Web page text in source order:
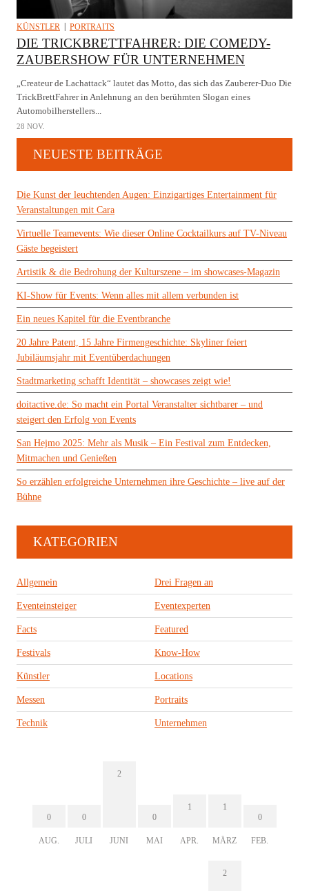
KÜNSTLER PORTRAITS
DIE TRICKBRETTFAHRER: DIE COMEDY-
ZAUBERSHOW FÜR UNTERNEHMEN
„Createur de Lachattack“ lautet das Motto, das sich das Zauberer-Duo Die
TrickBrettFahrer in Anlehnung an den berühmten Slogan eines
Automobilherstellers...
28 NOV.
NEUESTE BEITRÄGE
Die Kunst der leuchtenden Augen: Einzigartiges Entertainment für
Veranstaltungen mit Cara
Virtuelle Teamevents: Wie dieser Online Cocktailkurs auf TV-Niveau
Gäste begeistert
Artistik & die Bedrohung der Kulturszene – im showcases-Magazin
KI-Show für Events: Wenn alles mit allem verbunden ist
Ein neues Kapitel für die Eventbranche
20 Jahre Patent, 15 Jahre Firmengeschichte: Skyliner feiert
Jubiläumsjahr mit Eventüberdachungen
Stadtmarketing schafft Identität – showcases zeigt wie!
doitactive.de: So macht ein Portal Veranstalter sichtbarer – und
steigert den Erfolg von Events
San Hejmo 2025: Mehr als Musik – Ein Festival zum Entdecken,
Mitmachen und Genießen
So erzählen erfolgreiche Unternehmen ihre Geschichte – live auf der
Bühne
KATEGORIEN
Allgemein Drei Fragen an
Eventeinsteiger Eventexperten
Facts Featured
Festivals Know-How
Künstler Locations
Messen Portraits
Technik Unternehmen
0
AUG.
0
JULI
2
JUNI
0
MAI
1
APR.
1
MÄRZ
0
FEB.
2